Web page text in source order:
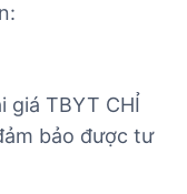
giá TBYT CHỈ
bảo được tư